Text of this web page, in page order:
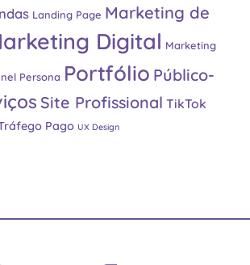
Landing Page Marketing de
Digital Marketing
Persona Portfólio Público-
Site Profissional TikTok
Pago UX Design